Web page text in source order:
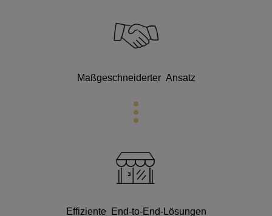
Maßgeschneiderter Ansatz
Effiziente End-to-End-Lösungen